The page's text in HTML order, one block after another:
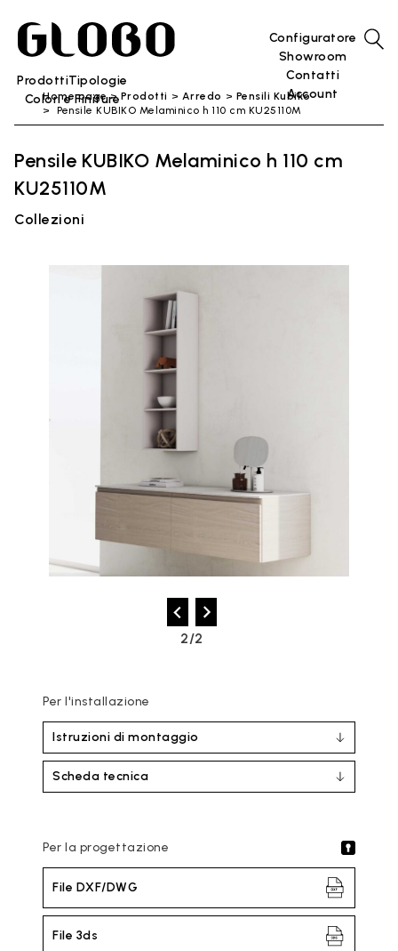
ProdottiTipologie
Colori e Finiture
Configuratore
Showroom
Contatti
Account
Home page Prodotti Arredo
Pensili Kubiko
Pensile KUBIKO Melaminico h 110 cm KU25110M
Pensile KUBIKO Melaminico h 110 cm
KU25110M
Collezioni
2/2
Per l'installazione
Istruzioni di montaggio
Scheda tecnica
Per la progettazione
File DXF/DWG
File 3ds